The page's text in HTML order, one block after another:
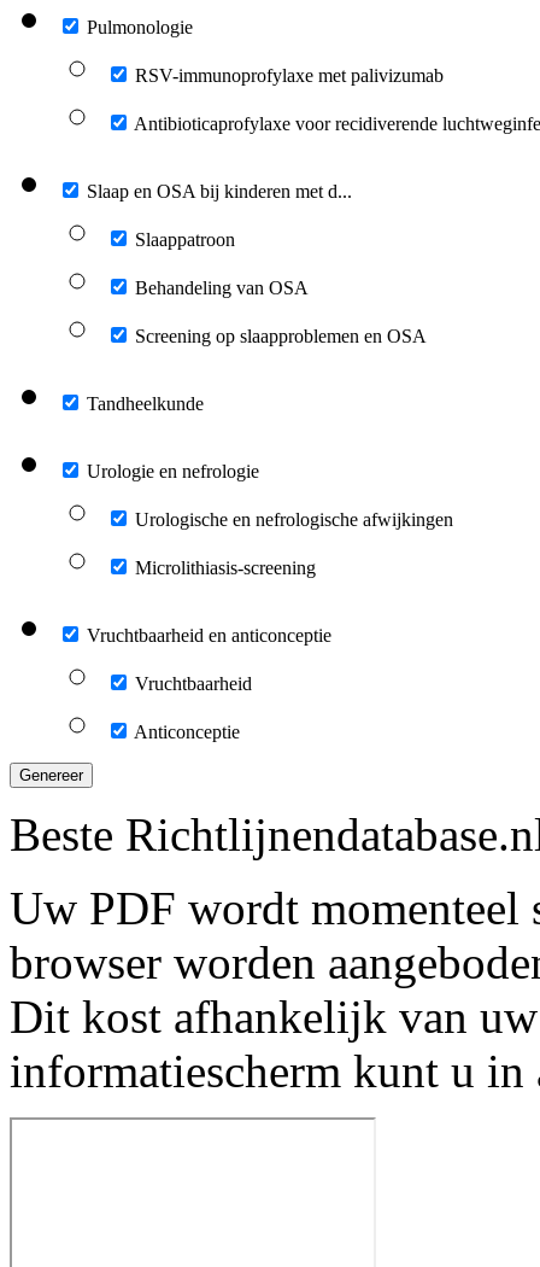
Pulmonologie
RSV-immunoprofylaxe met palivizumab
Antibioticaprofylaxe voor recidiverende
Slaap en OSA bij kinderen met d...
Slaappatroon
Behandeling van OSA
Screening op slaapproblemen en OSA
Tandheelkunde
Urologie en nefrologie
Urologische en nefrologische afwijkingen
Microlithiasis-screening
Vruchtbaarheid en anticonceptie
Vruchtbaarheid
Anticonceptie
Genereer
Beste
Uw PDF wordt momenteel
browser worden
Dit kost afhankelijk van
informatiescherm kunt u